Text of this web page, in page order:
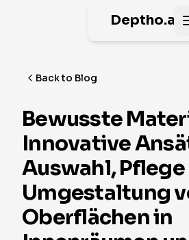
Deptho.ai
Back to Blog
Bewusste
Innovative
Auswahl,
Umgestaltung
Oberflächen in